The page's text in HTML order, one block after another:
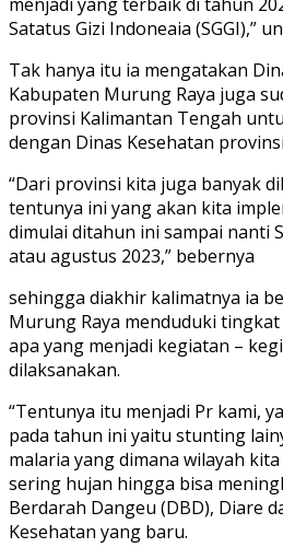
Satatus Gizi Indoneaia (SGGI),”
Tak hanya itu ia mengatakan
Kabupaten Murung Raya juga
provinsi Kalimantan Tengah
dengan Dinas Kesehatan
“Dari provinsi kita juga banyak
tentunya ini yang akan kita
dimulai ditahun ini sampai nanti
atau agustus 2023,” bebernya
sehingga diakhir kalimatnya ia
Murung Raya menduduki
apa yang menjadi kegiatan –
dilaksanakan.
“Tentunya itu menjadi Pr kami,
pada tahun ini yaitu stunting
malaria yang dimana wilayah
sering hujan hingga bisa
Berdarah Dangeu (DBD), Diare
Kesehatan yang baru.